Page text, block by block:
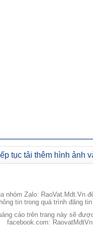
tục tải thêm hình ảnh
nhóm Zalo: RaoVat.Mdt.Vn
tin trong quá trình đăng
cáo trên trang này sẽ
facebook.com: RaovatMdtVn